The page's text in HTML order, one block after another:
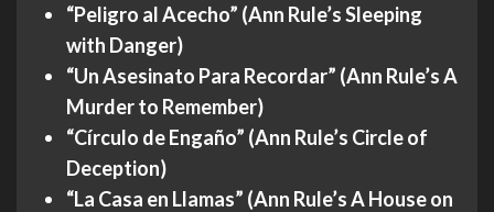
“Peligro al Acecho” (Ann Rule’s Sleeping
with Danger)
“Un Asesinato Para Recordar” (Ann Rule’s A
Murder to Remember)
“Círculo de Engaño” (Ann Rule’s Circle of
Deception)
“La Casa en Llamas” (Ann Rule’s A House on